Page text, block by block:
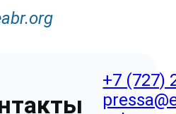
.org
+7 (727)